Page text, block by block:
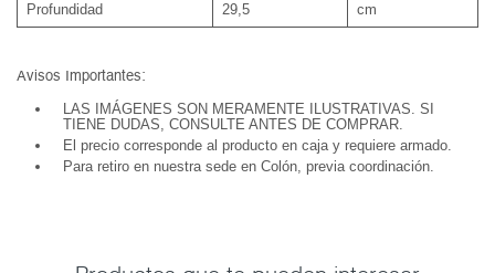
Profundidad 29,5 cm
Avisos Importantes:
LAS IMÁGENES SON MERAMENTE ILUSTRATIVAS. SI
TIENE DUDAS, CONSULTE ANTES DE COMPRAR.
El precio corresponde al producto en caja y requiere armado.
Para retiro en nuestra sede en Colón, previa coordinación.